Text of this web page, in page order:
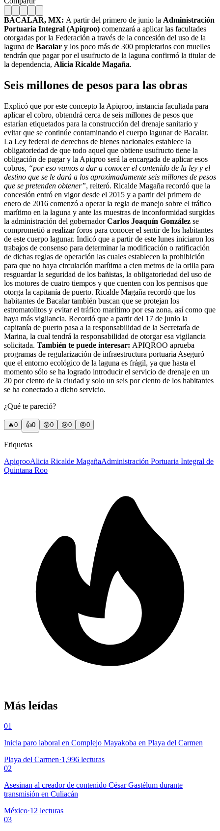
BACALAR, MX: A partir del primero de junio la Administración
Portuaria Integral (Apiqroo) comenzará a aplicar las facultades
otorgadas por la Federación a través de la concesión del uso de la
laguna de Bacalar y los poco más de 300 propietarios con muelles
tendrán que pagar por el usufructo de la laguna confirmó la titular de
la dependencia, Alicia Ricalde Magaña.
Seis millones de pesos para las obras
Explicó que por este concepto la Apiqroo, instancia facultada para
aplicar el cobro, obtendrá cerca de seis millones de pesos que
estarían etiquetados para la construcción del drenaje sanitario y
evitar que se continúe contaminando el cuerpo lagunar de Bacalar.
La Ley federal de derechos de bienes nacionales establece la
obligatoriedad de que todo aquel que obtiene usufructo tiene la
obligación de pagar y la Apiqroo será la encargada de aplicar esos
cobros, “por eso vamos a dar a conocer el contenido de la ley y el
destino que se le dará a los aproximadamente seis millones de pesos
que se pretenden obtener”, reiteró. Ricalde Magaña recordó que la
concesión entró en vigor desde el 2015 y a partir del primero de
enero de 2016 comenzó a operar la regla de manejo sobre el tráfico
marítimo en la laguna y ante las muestras de inconformidad surgidas
la administración del gobernadorCarlos Joaquín González se
comprometió a realizar foros para conocer el sentir de los habitantes
de este cuerpo lagunar. Indicó que a partir de este lunes iniciaron los
trabajos de consenso para determinar la modificación o ratificación
de dichas reglas de operación las cuales establecen la prohibición
para que no haya circulación marítima a cien metros de la orilla para
resguardar la seguridad de los bañistas, la obligatoriedad del uso de
los motores de cuatro tiempos y que cuenten con los permisos que
otorga la capitanía de puerto. Ricalde Magaña recordó que los
habitantes de Bacalar también buscan que se protejan los
estromatolitos y evitar el tráfico marítimo por esa zona, así como que
haya más vigilancia. Recordó que a partir del 17 de junio la
capitanía de puerto pasa a la responsabilidad de la Secretaría de
Marina, la cual tendrá la responsabilidad de otorgar esa vigilancia
solicitada. También te puede interesar: APIQROO aprueba
programas de regularización de infraestructura portuaria Aseguró
que el entorno ecológico de la laguna es frágil, ya que hasta el
momento sólo se ha logrado introducir el servicio de drenaje en un
20 por ciento de la ciudad y solo un seis por ciento de los habitantes
se ha conectado a dicho servicio.
¿Qué te pareció?
🔥0 👍0 😲0 😢0 😠0
Etiquetas
ApiqrooAlicia Ricalde MagañaAdministración Portuaria Integral de
Quintana Roo
Más leídas
01
Inicia paro laboral en Complejo Mayakoba en Playa del Carmen
Playa del Carmen·1,996 lecturas
02
Asesinan al creador de contenido César Gastélum durante
transmisión en Culiacán
México·12 lecturas
03